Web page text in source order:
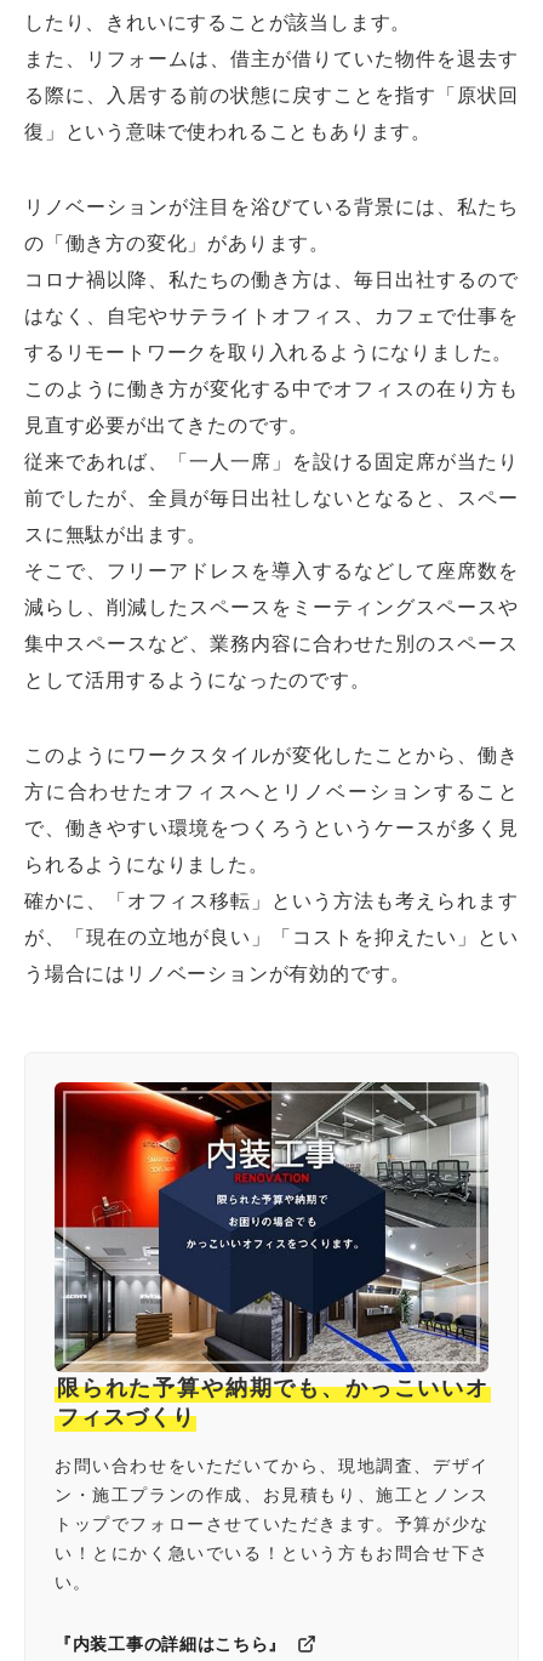
したり、きれいにすることが該当します。
また、リフォームは、借主が借りていた物件を退去す
る際に、入居する前の状態に戻すことを指す「原状回
復」という意味で使われることもあります。
リノベーションが注目を浴びている背景には、私たち
の「働き方の変化」があります。
コロナ禍以降、私たちの働き方は、毎日出社するので
はなく、自宅やサテライトオフィス、カフェで仕事を
するリモートワークを取り入れるようになりました。
このように働き方が変化する中でオフィスの在り方も
見直す必要が出てきたのです。
従来であれば、「一人一席」を設ける固定席が当たり
前でしたが、全員が毎日出社しないとなると、スペー
スに無駄が出ます。
そこで、フリーアドレスを導入するなどして座席数を
減らし、削減したスペースをミーティングスペースや
集中スペースなど、業務内容に合わせた別のスペース
として活用するようになったのです。
このようにワークスタイルが変化したことから、働き
方に合わせたオフィスへとリノベーションすること
で、働きやすい環境をつくろうというケースが多く見
られるようになりました。
確かに、「オフィス移転」という方法も考えられます
が、「現在の立地が良い」「コストを抑えたい」とい
う場合にはリノベーションが有効的です。
限られた予算や納期でも、かっこいいオ
フィスづくり
お問い合わせをいただいてから、現地調査、デザイ
ン・施工プランの作成、お見積もり、施工とノンス
トップでフォローさせていただきます。予算が少な
い！とにかく急いでいる！という方もお問合せ下さ
い。
『内装工事の詳細はこちら』